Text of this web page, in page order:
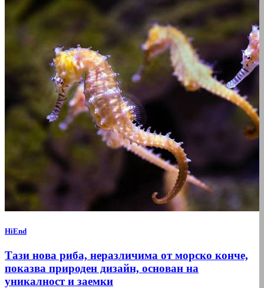
HiEnd
Тази нова риба, неразличима от морско конче,
показва природен дизайн, основан на
уникалност и заемки